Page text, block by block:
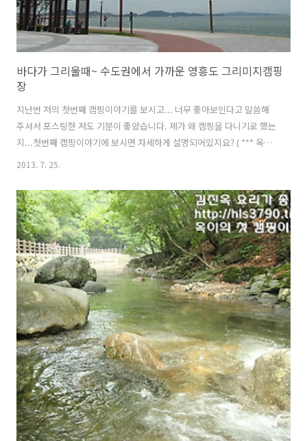
바다가 그리울때~ 수도권에서 가까운 영흥도 그리미지캠핑
장
지난번 저의 첫번째 캠핑이야기를 보시고... 너무 좋아보인다고 말씀해
주셔서 포스팅한 저도 기분이 좋았습니다. 제가 왜 캠핑을 다니기로 했는
지...첫번째 캠핑이야기에 보시면 자세하게 설명되어있지요? ( *** 옥이
의 첫 캠핑이야기 포스팅 바로가기 ==>
같아요. 첫 캠핑 다녀온뒤..아이들이 또 가고 싶다고하고.....저도 또 가고
싶어서요... 최대한 집에서 가까운 곳~~ 그런곳을 검색해서 결정한곳~~
바로 인천 영흥도입니다. 영흥도에 있는 그리미지캠핑장(
http://grimigi.com/ ) 캠핑장 바로 앞에 바다가 보이고요...산속으로 들
어가서 있어서 그런지 한적했습니다. 그리미지캠핑장은 오픈한지 얼마
되지 않은..
2013. 7. 25.